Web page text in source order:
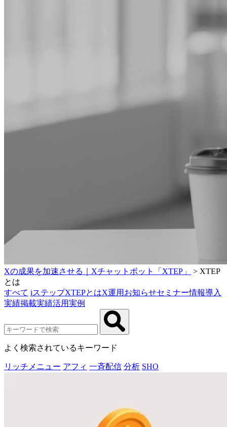
Xの成果を加速させる｜Xチャットボット「XTEP」 > XTEP
とは
すべて iステップXTEPとはX運用 お知らせセミナー情報導入
実績掲載実績活用実例
よく検索されているキーワード
リッチメニュー アフィ 一斉配信 分析 SHO